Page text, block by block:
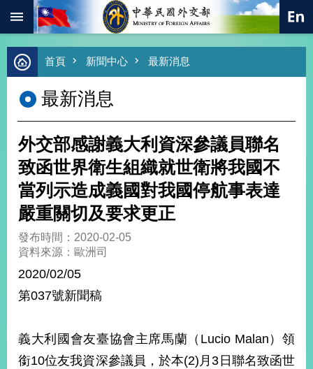
跳到主要內容區塊
進
階
尋
熱
總
合
外
交
價
值
交
濟
不
首頁 新聞中心 最新消息
最新消息
外交部感謝義大利資深參議員聯名
致函世界衛生組織就世衛將我國不
當列示造成義國對我國停航事表達
嚴重關切及要求更正
發布時間：2020-02-05
資料來源：歐洲司
2020/02/05
第037號新聞稿
義大利國會友臺協會主席馬蘭（Lucio Malan）領
銜10位友我資深參議員，於本(2)月3日聯名致函世